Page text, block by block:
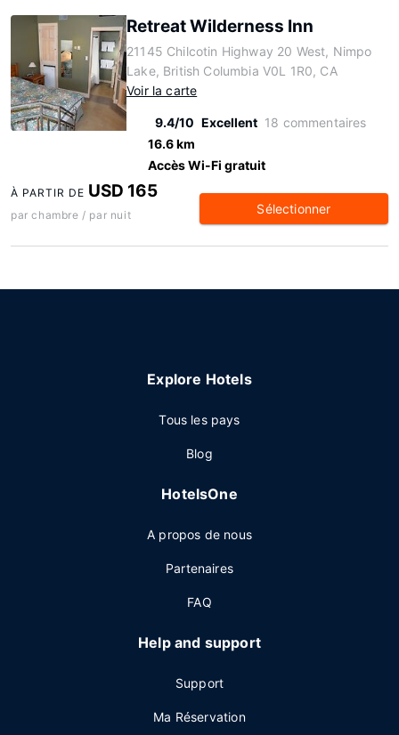
Retreat Wilderness Inn
21145 Chilcotin Highway 20 West, Nimpo
Lake, British Columbia V0L 1R0, CA
Voir la carte
9.4/10 Excellent 18 commentaires
16.6 km
Accès Wi-Fi gratuit
À PARTIR DE USD 165
par chambre / par nuit Sélectionner
Explore Hotels
Tous les pays
Blog
HotelsOne
A propos de nous
Partenaires
FAQ
Help and support
Support
Ma Réservation